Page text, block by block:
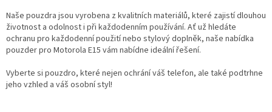
Naše pouzdra jsou vyrobena z kvalitních materiálů, které zajistí dlouhou
životnost a odolnost i při každodenním používání. Ať už hledáte
ochranu pro každodenní použití nebo stylový doplněk, naše nabídka
pouzder pro Motorola E15 vám nabídne ideální řešení.
Vyberte si pouzdro, které nejen ochrání váš telefon, ale také podtrhne
jeho vzhled a váš osobní styl!